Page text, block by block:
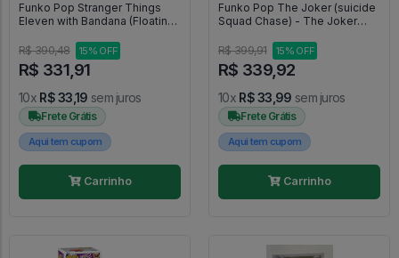
Funko Pop Stranger Things
Eleven with Bandana (Floating)
R$ 390,48
15% OFF
R$ 331,91
10x R$ 33,19 sem juros
Frete Grátis
Aqui tem cupom
Carrinho
Funko Pop The Joker (suicide
Squad Chase) - The Joker
R$ 399,91
15% OFF
R$ 339,92
10x R$ 33,99 sem juros
Frete Grátis
Aqui tem cupom
Carrinho